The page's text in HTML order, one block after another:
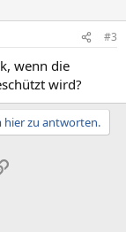
#3
wenn die
wird?
hier zu antworten.
Link